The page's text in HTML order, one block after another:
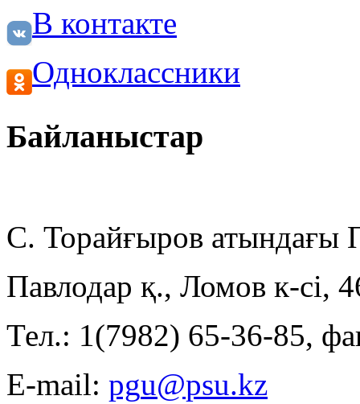
В контакте
Одноклассники
Байланыстар
С. Торайғыров
Павлодар қ., Ломов к-сі,
Тел.: 1(7982) 65-36-85,
E-mail: